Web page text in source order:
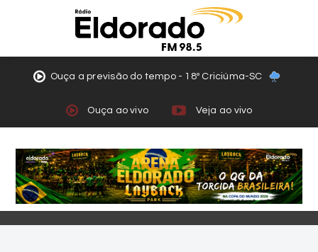
Ouça a previsão do tempo - 18º Criciúma-SC
Ouça ao vivo Veja ao vivo